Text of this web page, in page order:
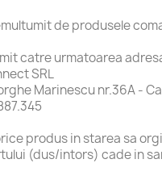
de produsele
catre urmatoarea
SRL
Marinescu nr.36A -
produs in starea sa
(dus/intors) cade in